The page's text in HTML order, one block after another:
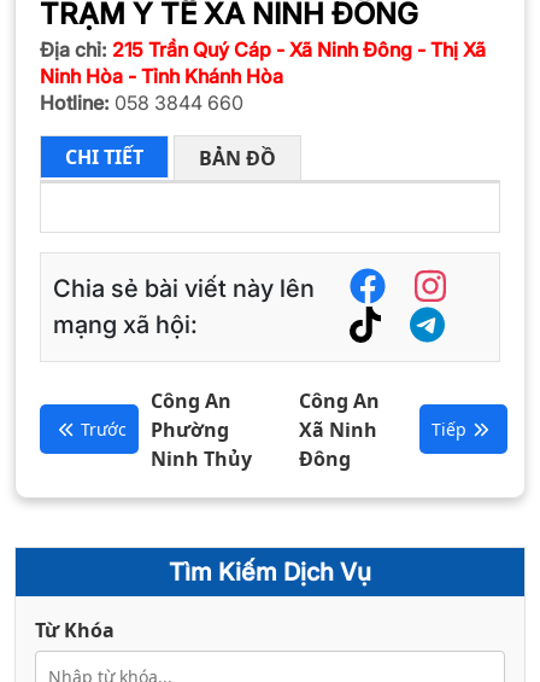
TRẠM Y TẾ XÃ NINH ĐÔNG
Địa chỉ: 215 Trần Quý Cáp - Xã Ninh Đông - Thị Xã
Ninh Hòa - Tỉnh Khánh Hòa
Hotline: 058 3844 660
CHI TIẾT BẢN ĐỒ
Chia sẻ bài viết này lên
mạng xã hội:
Trước
Công An
Phường
Ninh Thủy
Công An
Xã Ninh
Đông
Tiếp
Tìm Kiếm Dịch Vụ
Từ Khóa